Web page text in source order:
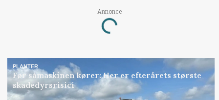
Annonce
Loading...
PLANTER
Før såmaskinen kører: Her er efterårets største
skadedyrsrisici